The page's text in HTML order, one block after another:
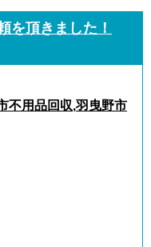
を頂きました！
不用品回収,羽曳野市